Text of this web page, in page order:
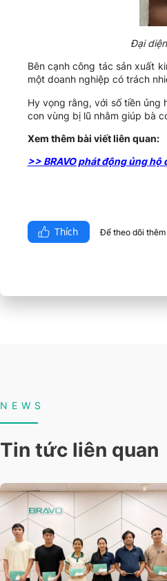
Đại
Bên cạnh công tác sản xuất
một doanh nghiệp có trách
Hy vọng rằng, với số tiền
con vùng bị lũ nhằm giúp bà
Xem thêm bài viết liên quan:
>> BRAVO phát động ủng
Thích Để theo dõi
NEWS
Tin tức liên quan